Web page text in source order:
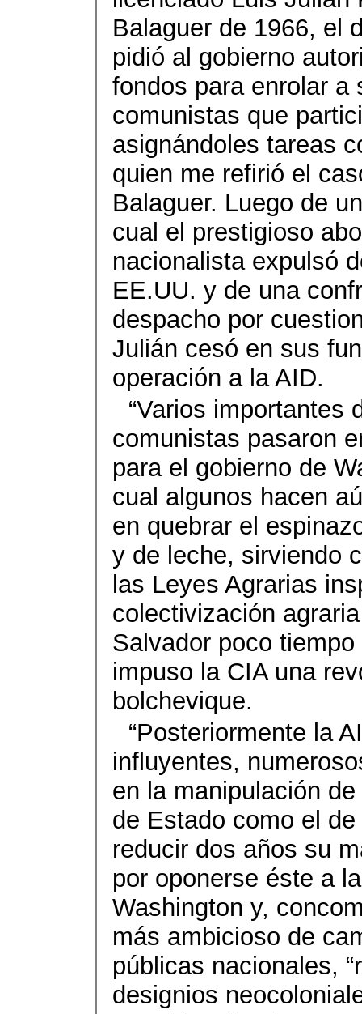
Balaguer de 1966, el
pidió al gobierno
fondos para enrolar a
comunistas que
asignándoles tareas
quien me refirió el
Balaguer. Luego de
cual el prestigioso
nacionalista expulsó
EE.UU. y de una
despacho por
Julián cesó en sus
operación a la AID.
“Varios importantes
comunistas pasaron
para el gobierno de
cual algunos hacen
en quebrar el
y de leche, sirviendo
las Leyes Agrarias
colectivización
Salvador poco
impuso la CIA una
bolchevique.
“Posteriormente la
influyentes,
en la manipulación
de Estado como el
reducir dos años su
por oponerse éste a
Washington y,
más ambicioso de
públicas nacionales,
designios